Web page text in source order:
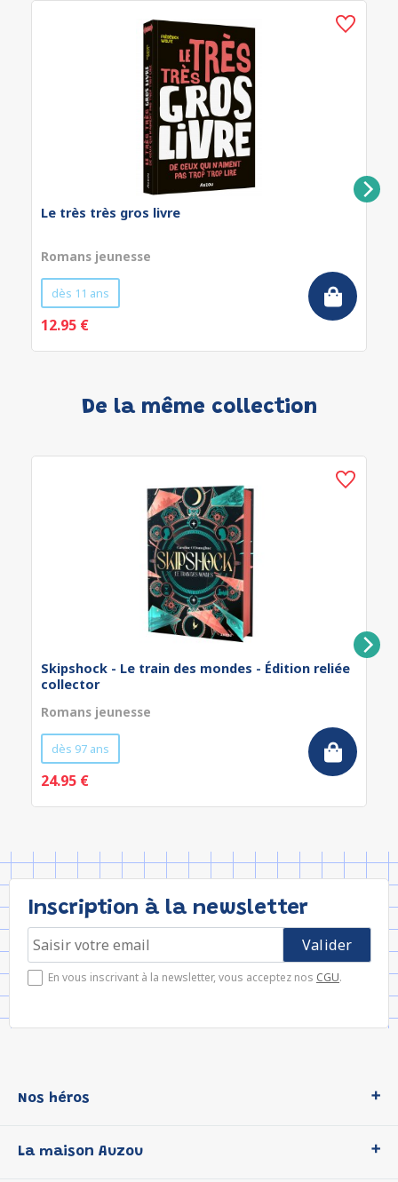
Le très très gros livre
Romans jeunesse
dès 11 ans
12.95 €
De la même collection
Skipshock - Le train des mondes - Édition reliée
collector
Romans jeunesse
dès 97 ans
24.95 €
Inscription à la newsletter
En vous inscrivant à la newsletter, vous acceptez nos CGU.
Nos héros
P'tit Loup
La maison Auzou